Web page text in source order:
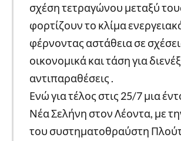
σχέση τετραγώνου μεταξύ
φορτίζουν το κλίμα
φέρνοντας αστάθεια σε
οικονομικά και τάση για
αντιπαραθέσεις .
Ενώ για τέλος στις 25/7 μια
Νέα Σελήνη στον Λέοντα, με
του συστηματοθραύστη